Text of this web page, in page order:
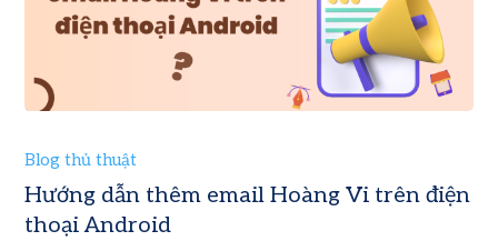
Blog thủ thuật
Hướng dẫn thêm email Hoàng Vi trên điện
thoại Android